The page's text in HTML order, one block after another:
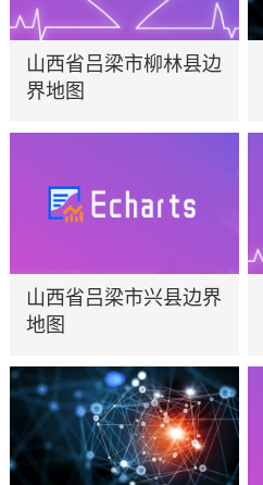
山西省吕梁市柳林县边
界地图
山西省吕梁市兴县边界
地图